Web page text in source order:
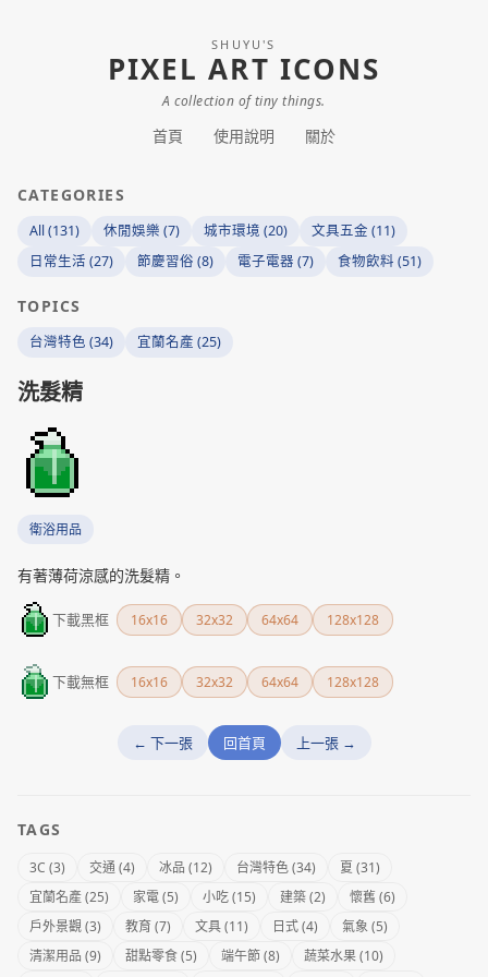
SHUYU'S
PIXEL ART ICONS
A collection of tiny things.
首頁 使用說明 關於
CATEGORIES
All (131) 休閒娛樂 (7) 城市環境 (20)
文具五金 (11)
日常生活 (27)
節慶習俗 (8) 電子電器 (7) 食物飲料 (51)
TOPICS
台灣特色 (34) 宜蘭名產 (25)
洗髮精
衛浴用品
有著薄荷涼感的洗髮精。
下載黑框 16x16 32x32 64x64 128x128
下載無框 16x16 32x32 64x64 128x128
← 下一張 回首頁 上一張 →
TAGS
3C (3) 交通 (4) 冰品 (12) 台灣特色 (34)
夏 (31)
宜蘭名產 (25)
家電 (5) 小吃 (15) 建築 (2)
懷舊 (6)
戶外景觀 (3)
教育 (7) 文具 (11) 日式 (4)
氣象 (5)
清潔用品 (9)
甜點零食 (5) 端午節 (8)
蔬菜水果 (10)